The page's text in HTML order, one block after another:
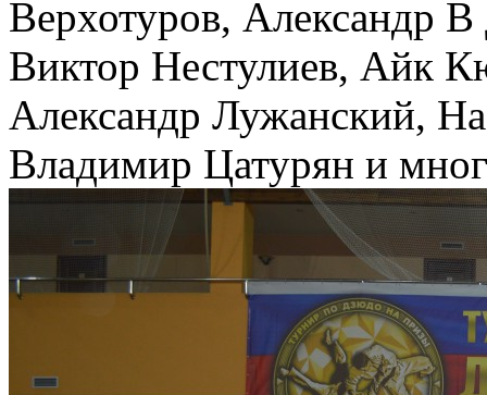
Верхотуров, Александр
Виктор Нестулиев, Айк
Александр Лужанский,
Владимир Цатурян и